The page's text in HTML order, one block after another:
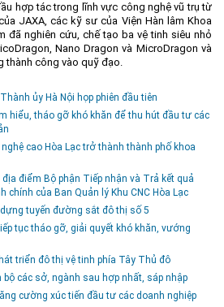
hợp tác trong lĩnh vực công nghệ vũ trụ từ
JAXA, các kỹ sư của Viện Hàn lâm Khoa
đã nghiên cứu, chế tạo ba vệ tinh siêu nhỏ
Nano Dragon và MicroDragon và
thành công vào quỹ đạo.
ủy Hà Nội họp phiên đầu tiên
hiểu, tháo gỡ khó khăn để thu hút đầu tư các
nghệ cao Hòa Lạc trở thành thành phố khoa
địa điểm Bộ phận Tiếp nhận và Trả kết quả
chính của Ban Quản lý Khu CNC Hòa Lạc
dựng tuyến đường sắt đô thị số 5
tục tháo gỡ, giải quyết khó khăn, vướng
triển đô thị vệ tinh phía Tây Thủ đô
bộ các sở, ngành sau hợp nhất, sáp nhập
cường xúc tiến đầu tư các doanh nghiệp